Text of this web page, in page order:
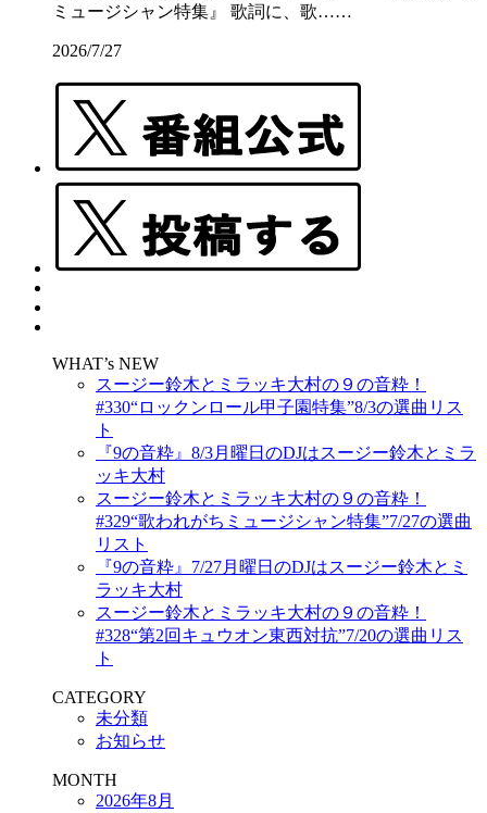
ミュージシャン特集』 歌詞に、歌……
2026/7/27
WHAT’s NEW
スージー鈴木とミラッキ大村の９の音粋！
#330“ロックンロール甲子園特集”8/3の選曲リス
ト
『9の音粋』8/3月曜日のDJはスージー鈴木とミラ
ッキ大村
スージー鈴木とミラッキ大村の９の音粋！
#329“歌われがちミュージシャン特集”7/27の選曲
リスト
『9の音粋』7/27月曜日のDJはスージー鈴木とミ
ラッキ大村
スージー鈴木とミラッキ大村の９の音粋！
#328“第2回キュウオン東西対抗”7/20の選曲リス
ト
CATEGORY
未分類
お知らせ
MONTH
2026年8月